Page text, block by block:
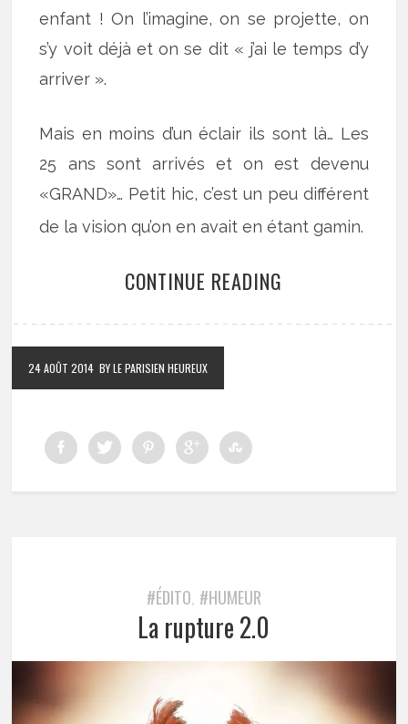
enfant ! On l’imagine, on se projette, on
s’y voit déjà et on se dit « j’ai le temps d’y
arriver ».
Mais en moins d’un éclair ils sont là… Les
25 ans sont arrivés et on est devenu
«GRAND»… Petit hic, c’est un peu différent
de la vision qu’on en avait en étant gamin.
CONTINUE READING
24 AOÛT 2014 BY LE PARISIEN HEUREUX
#ÉDITO, #HUMEUR
La rupture 2.0